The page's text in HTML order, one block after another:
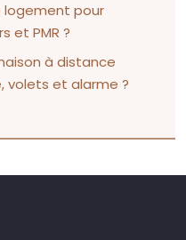
pour
et PMR ?
à distance
volets et alarme ?